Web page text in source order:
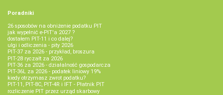
Poradniki
26 sposobów na obniżenie podatku PIT
jak wypełnić e-PIT'a 2027 ?
dostałem PIT-11 i co dalej?
ulgi i odliczenia - pity 2026
PIT-37 za 2026 - przykład, broszura
PIT-28 ryczałt za 2026
PIT-36 za 2026 - działalność gospodarcza
PIT-36L za 2026 - podatek liniowy 19%
kiedy otrzymasz zwrot podatku?
PIT-11, PIT-8C, PIT-4R i IFT - Płatnik PIT
rozliczenie PIT przez urząd skarbowy